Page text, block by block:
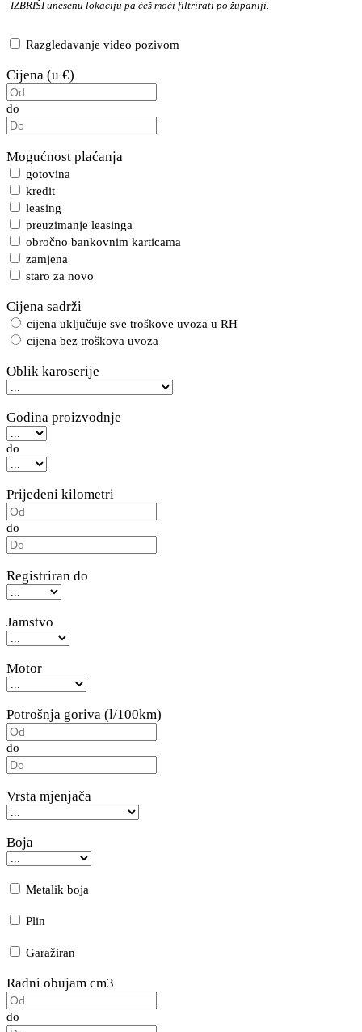
IZBRIŠIunesenu lokaciju pa ćeš moći filtrirati po županiji.
Razgledavanje video pozivom
Cijena (u €)
do
Mogućnost plaćanja
gotovina
kredit
leasing
preuzimanje leasinga
obročno bankovnim karticama
zamjena
staro za novo
Cijena sadrži
cijena uključuje sve troškove uvoza u RH
cijena bez troškova uvoza
Oblik karoserije
Godina proizvodnje
do
Prijeđeni kilometri
do
Registriran do
Jamstvo
Motor
Potrošnja goriva (l/100km)
do
Vrsta mjenjača
Boja
Metalik boja
Plin
Garažiran
Radni obujam cm3
do